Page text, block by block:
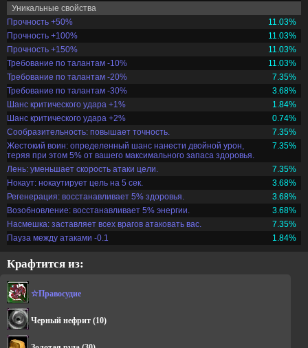
Уникальные свойства
Прочность +50%
11.03%
Прочность +100%
11.03%
Прочность +150%
11.03%
Требование по талантам -10%
11.03%
Требование по талантам -20%
7.35%
Требование по талантам -30%
3.68%
Шанс критического удара +1%
1.84%
Шанс критического удара +2%
0.74%
Сообразительность: повышает точность.
7.35%
Жестокий воин: определенный шанс нанести двойной урон,
теряя при этом 5% от вашего максимального запаса здоровья.
7.35%
Лень: уменьшает скорость атаки цели.
7.35%
Нокаут: нокаутирует цель на 5 сек.
3.68%
Регенерация: восстанавливает 5% здоровья.
3.68%
Возобновление: восстанавливает 5% энергии.
3.68%
Насмешка: заставляет всех врагов атаковать вас.
7.35%
Пауза между атаками -0.1
1.84%
Крафтится из:
☆Правосудие
Черный нефрит (10)